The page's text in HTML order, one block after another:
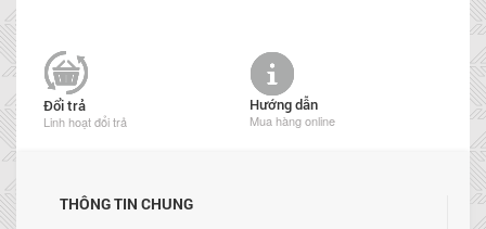
Đổi trả
Linh hoạt đổi trả
Hướng dẫn
Mua hàng online
THÔNG TIN CHUNG